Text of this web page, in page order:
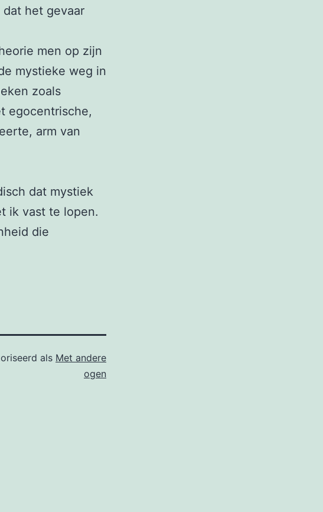
het gevaar
men op zijn
mystieke weg in
zoals
egocentrische,
arm van
dat mystiek
ik vast te lopen.
die
als Met andere
ogen